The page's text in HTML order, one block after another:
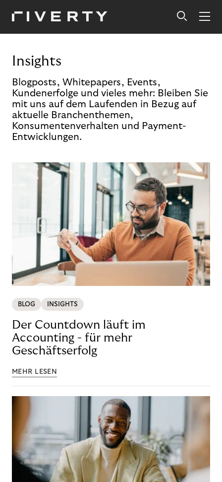
Insights
Blogposts, Whitepapers, Events,
Kundenerfolge und vieles mehr: Bleiben Sie
mit uns auf dem Laufenden in Bezug auf
aktuelle Branchenthemen,
Konsumentenverhalten und Payment-
Entwicklungen.
BLOG INSIGHTS
Der Countdown läuft im
Accounting - für mehr
Geschäftserfolg
MEHR LESEN